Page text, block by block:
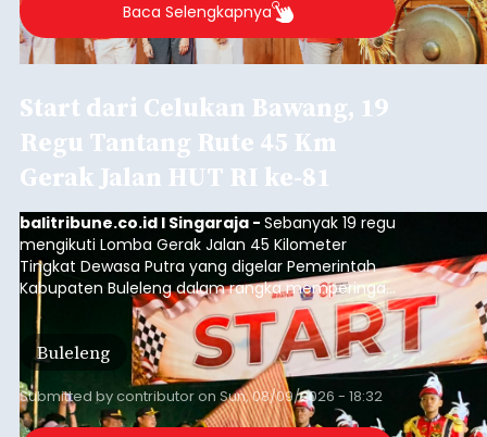
Baca Selengkapnya
Start dari Celukan Bawang, 19
Regu Tantang Rute 45 Km
Gerak Jalan HUT RI ke-81
balitribune.co.id I Singaraja - Sebanyak 19 regu
mengikuti Lomba Gerak Jalan 45 Kilometer
Tingkat Dewasa Putra yang digelar Pemerintah
Kabupaten Buleleng dalam rangka memperingati
HUT ke-81 Kemerdekaan Republik Indonesia.
Lomba resmi dimulai dari Lapangan Sepak Bola
Desa Celukan Bawang, Sabtu (8/8/2026) malam.
Buleleng
Submitted bycontributoron Sun, 08/09/2026 - 18:32